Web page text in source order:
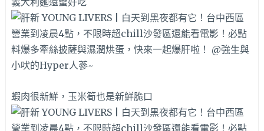
蝦肉很新鮮，玉米筍也是新鮮脆口